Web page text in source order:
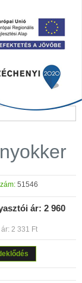
51546
ár: 2 960
ár: 2 331 Ft